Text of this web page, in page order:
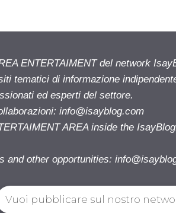
ENTERTAIMENT del network
tematici di informazione
ed esperti del settore.
info@isayblog.com
AREA inside the
and other opportunities:
Vuoi pubblicare sul nostro